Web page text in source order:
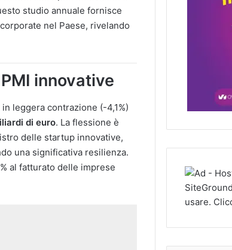
studio annuale fornisce
nel Paese, rivelando
innovative
in leggera contrazione (-4,1%)
di euro. La flessione è
delle startup innovative,
una significativa resilienza.
al fatturato delle imprese